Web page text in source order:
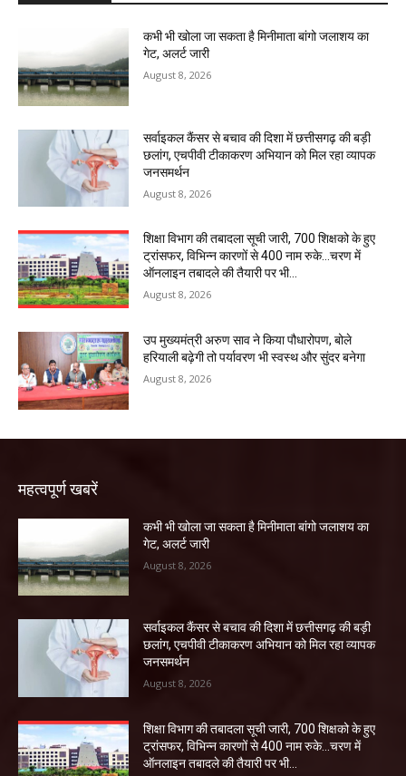
कभी भी खोला जा सकता है मिनीमाता बांगो जलाशय का
गेट, अलर्ट जारी
August 8, 2026
सर्वाइकल कैंसर से बचाव की दिशा में छत्तीसगढ़ की बड़ी
छलांग, एचपीवी टीकाकरण अभियान को मिल रहा व्यापक
जनसमर्थन
August 8, 2026
शिक्षा विभाग की तबादला सूची जारी, 700 शिक्षको के हुए
ट्रांसफर, विभिन्न कारणों से 400 नाम रुके…चरण में
ऑनलाइन तबादले की तैयारी पर भी...
August 8, 2026
उप मुख्यमंत्री अरुण साव ने किया पौधारोपण, बोले
हरियाली बढ़ेगी तो पर्यावरण भी स्वस्थ और सुंदर बनेगा
August 8, 2026
महत्वपूर्ण खबरें
कभी भी खोला जा सकता है मिनीमाता बांगो जलाशय का
गेट, अलर्ट जारी
August 8, 2026
सर्वाइकल कैंसर से बचाव की दिशा में छत्तीसगढ़ की बड़ी
छलांग, एचपीवी टीकाकरण अभियान को मिल रहा व्यापक
जनसमर्थन
August 8, 2026
शिक्षा विभाग की तबादला सूची जारी, 700 शिक्षको के हुए
ट्रांसफर, विभिन्न कारणों से 400 नाम रुके…चरण में
ऑनलाइन तबादले की तैयारी पर भी...